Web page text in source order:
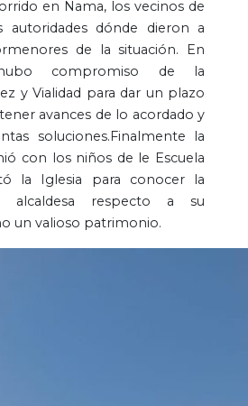
en Nama, los vecinos de
autoridades dónde dieron a
de la situación. En
hubo compromiso de la
y Vialidad para dar un plazo
avances de lo acordado y
soluciones.Finalmente la
con los niños de le Escuela
la Iglesia para conocer la
alcaldesa respecto a su
un valioso patrimonio.